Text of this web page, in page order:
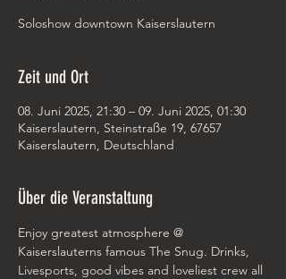
Soloshow downtown Kaiserslautern
Zeit und Ort
08. Juni 2025, 21:30 – 09. Juni 2025, 01:30
Kaiserslautern, Steinstraße 19, 67657
Kaiserslautern, Deutschland
Über die Veranstaltung
Enjoy greatest atmosphere @
Kaiserslauterns famous The Snug. Drinks,
Livesports, good vibes and loveliest crew all